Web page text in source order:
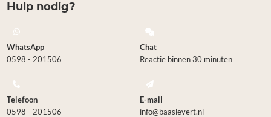
Hulp nodig?
WhatsApp
0598 - 201506
Chat
Reactie binnen 30 minuten
Telefoon
0598 - 201506
E-mail
info@baaslevert.nl